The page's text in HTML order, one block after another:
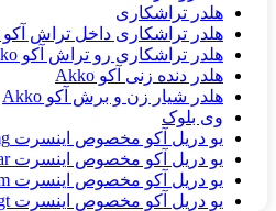
هلدر تراشکاری
هلدر تراشکاری داخل تراش آکو Akko
هلدر تراشکاری رو تراش آکو Akko
هلدر دنده زنی آکو Akko
هلدر شیار زن و برش آکو Akko
وی بلوک
یو دریل آکو مخصوص اینسرت gasac spmg
یو دریل آکو مخصوص اینسرت iscar
یو دریل آکو مخصوص اینسرت wcm
یو دریل آکو مخصوص اینسرت zcc spgt